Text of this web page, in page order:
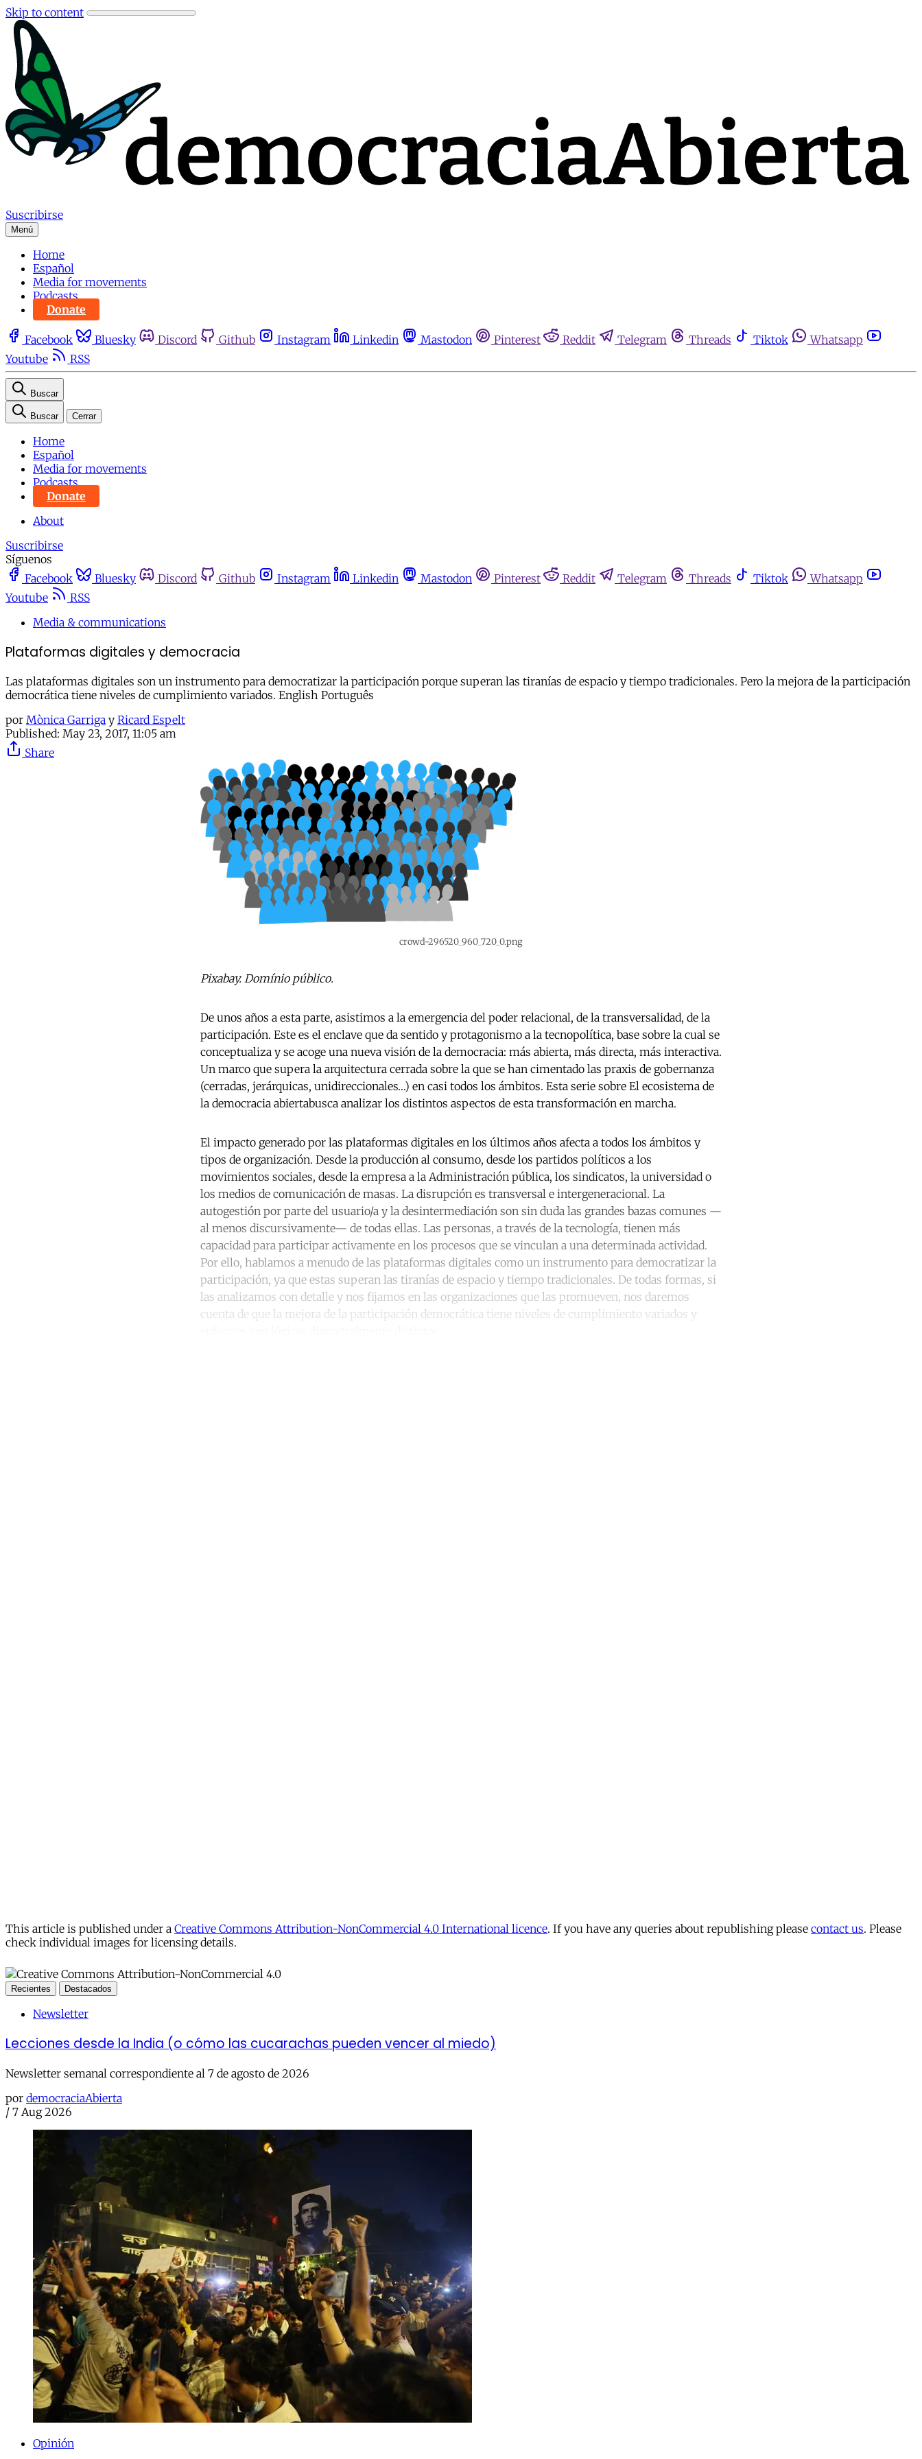
Skip to content
Suscribirse
Menú
Home
Español
Media for movements
Podcasts
Donate
Facebook Bluesky Discord Github Instagram Linkedin Mastodon Pinterest Reddit Telegram Threads Tiktok
Whatsapp
Youtube
RSS
Buscar
Buscar Cerrar
Home
Español
Media for movements
Podcasts
Donate
About
Suscribirse
Síguenos
Facebook
Bluesky Discord Github Instagram Linkedin Mastodon Pinterest Reddit Telegram Threads Tiktok
Whatsapp
Youtube
RSS
Media & communications
Plataformas digitales y democracia
Las plataformas digitales son un instrumento para democratizar la participación porque superan las tiranías de espacio y tiempo tradicionales. Pero la mejora de la participación
democrática tiene niveles de cumplimiento variados. English Português
por Mònica Garriga y Ricard Espelt
Published: May 23, 2017, 11:05 am
Share
crowd-296520_960_720_0.png
Pixabay. Domínio público.
De unos años a esta parte, asistimos a la emergencia del poder relacional, de la transversalidad, de la
participación. Este es el enclave que da sentido y protagonismo a la tecnopolítica, base sobre la cual se
conceptualiza y se acoge una nueva visión de la democracia: más abierta, más directa, más interactiva.
Un marco que supera la arquitectura cerrada sobre la que se han cimentado las praxis de gobernanza
(cerradas, jerárquicas, unidireccionales…) en casi todos los ámbitos. Esta serie sobre El ecosistema de
la democracia abiertabusca analizar los distintos aspectos de esta transformación en marcha.
El impacto generado por las plataformas digitales en los últimos años afecta a todos los ámbitos y
tipos de organización. Desde la producción al consumo, desde los partidos políticos a los
movimientos sociales, desde la empresa a la Administración pública, los sindicatos, la universidad o
los medios de comunicación de masas. La disrupción es transversal e intergeneracional. La
autogestión por parte del usuario/a y la desintermediación son sin duda las grandes bazas comunes —
al menos discursivamente— de todas ellas. Las personas, a través de la tecnología, tienen más
capacidad para participar activamente en los procesos que se vinculan a una determinada actividad.
Por ello, hablamos a menudo de las plataformas digitales como un instrumento para democratizar la
participación, ya que estas superan las tiranías de espacio y tiempo tradicionales. De todas formas, si
las analizamos con detalle y nos fijamos en las organizaciones que las promueven, nos daremos
cuenta de que la mejora de la participación democrática tiene niveles de cumplimiento variados y
This article is published under a Creative Commons Attribution-NonCommercial 4.0 International licence. If you have any queries about republishing please contact us. Please
check individual images for licensing details.
Recientes Destacados
Newsletter
Lecciones desde la India (o cómo las cucarachas pueden vencer al miedo)
Newsletter semanal correspondiente al 7 de agosto de 2026
por democraciaAbierta
/ 7 Aug 2026
Opinión